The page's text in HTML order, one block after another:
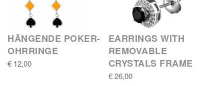
HÄNGENDE POKER-
OHRRINGE
€ 12,00
EARRINGS WITH
REMOVABLE
CRYSTALS FRAME
€ 26,00